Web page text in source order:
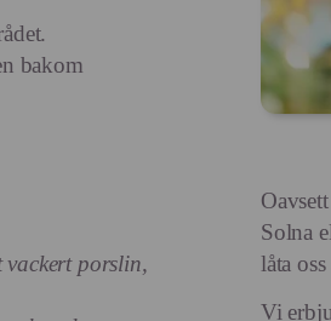
bakom
porslin,
Solna
låta
Vi